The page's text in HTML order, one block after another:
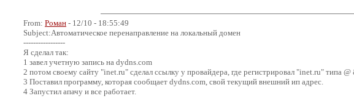
From: Роман - 12/10 - 18:55:49
Subject:Автоматическое перенаправление на локальный домен
-----------------
Я сделал так:
1 завел учетную запись на dydns.com
2 потом своему сайту "inet.ru" сделал ссылку у провайдера, где регистрировал "inet.ru" типа
3 Поставил программу, которая сообщает dydns.com, свой текущий внешний ип адрес.
4 Запустил апачу и все работает.